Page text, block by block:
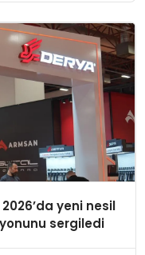
yeni nesil
sergiledi